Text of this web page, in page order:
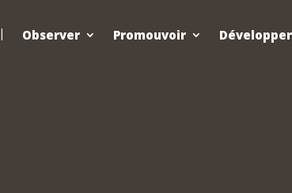
Observer Promouvoir Développer